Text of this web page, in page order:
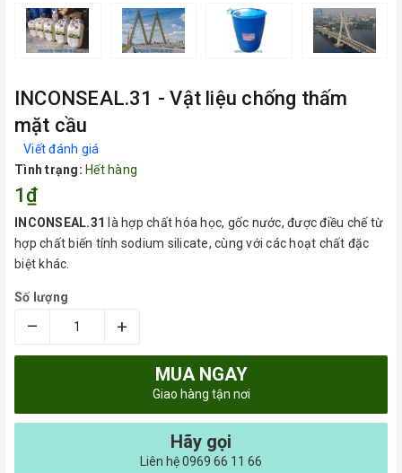
INCONSEAL.31 - Vật liệu chống thấm
mặt cầu
Viết đánh giá
Tình trạng: Hết hàng
1₫
INCONSEAL.31
là hợp chất hóa học, gốc nước, được điều chế từ
hợp chất biến tính sodium silicate, cùng với các hoạt chất đặc
biệt khác.
Số lượng
– +
MUA NGAY
Giao hàng tận nơi
Hãy gọi
Liên hệ 0969 66 11 66